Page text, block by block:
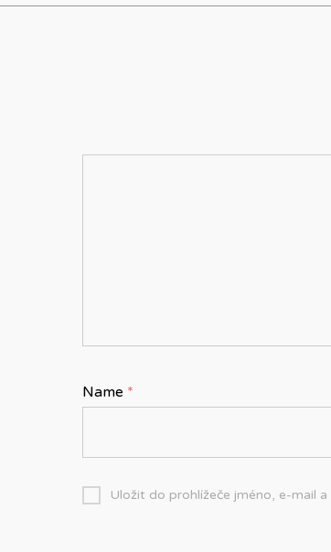
Name *
Uložit do prohlížeče jméno, e-mail